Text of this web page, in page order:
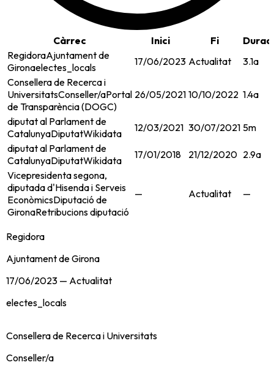
Càrrec Inici Fi
RegidoraAjuntament de
Gironaelectes_locals 17/06/2023 Actualitat
3.1a
Consellera de Recerca i
UniversitatsConseller/aPortal
de Transparència (DOGC)
26/05/2021 10/10/2022 1.4a
diputat al Parlament de
CatalunyaDiputatWikidata 12/03/2021 30/07/2021 5m
diputat al Parlament de
CatalunyaDiputatWikidata 17/01/2018 21/12/2020 2.9a
Vicepresidenta segona,
diputada d'Hisenda i Serveis
EconòmicsDiputació de
GironaRetribucions diputació
— Actualitat —
Regidora
Ajuntament de Girona
17/06/2023 — Actualitat
electes_locals
Consellera de Recerca i Universitats
Conseller/a